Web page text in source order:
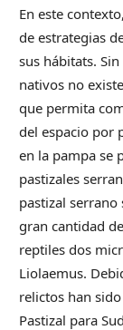
En este
de estrategias
sus hábitats.
nativos no
que permita
del espacio por
en la pampa se
pastizales
pastizal
gran cantidad
reptiles dos
Liolaemus.
relictos han
Pastizal para